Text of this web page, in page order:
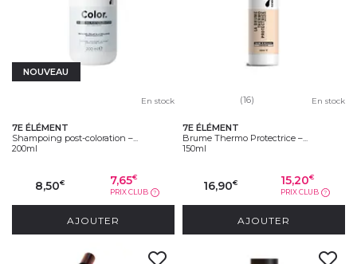
NOUVEAU
En stock
7E ÉLÉMENT
Shampoing post-coloration –...
200ml
8,50€ 7,65€
PRIX CLUB ?
AJOUTER
(16) En stock
7E ÉLÉMENT
Brume Thermo Protectrice –...
150ml
16,90€ 15,20€
PRIX CLUB ?
AJOUTER